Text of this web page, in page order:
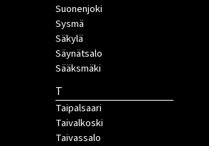
Suonenjoki
Sysmä
Säkylä
Säynätsalo
Sääksmäki
T
Taipalsaari
Taivalkoski
Taivassalo